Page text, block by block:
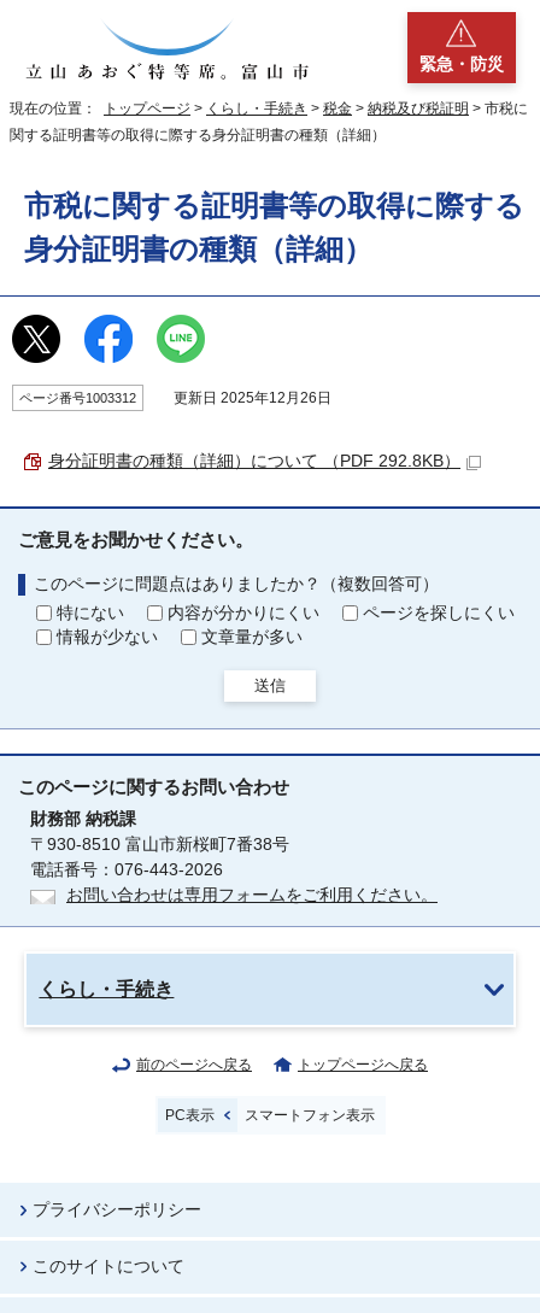
緊急・防災
現在の位置： トップページ > くらし・手続き > 税金 > 納税及び税証明 > 市税に
関する証明書等の取得に際する身分証明書の種類（詳細）
市税に関する証明書等の取得に際する
身分証明書の種類（詳細）
ページ番号1003312 更新日 2025年12月26日
身分証明書の種類（詳細）について （PDF 292.8KB）
ご意見をお聞かせください。
このページに問題点はありましたか？（複数回答可）
特にない
内容が分かりにくい
ページを探しにくい
情報が少ない
文章量が多い
送信
このページに関するお問い合わせ
財務部 納税課
〒930-8510 富山市新桜町7番38号
電話番号：076-443-2026
お問い合わせは専用フォームをご利用ください。
くらし・手続き
前のページへ戻る トップページへ戻る
PC表示 スマートフォン表示
プライバシーポリシー
このサイトについて